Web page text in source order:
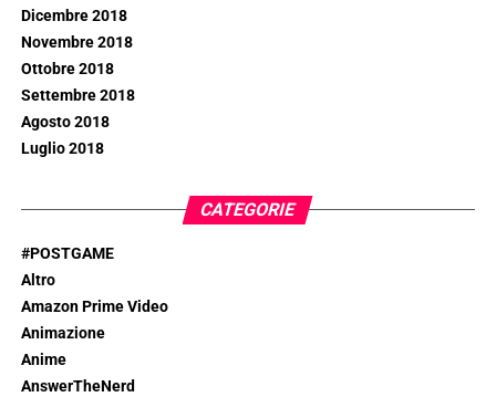
Dicembre 2018
Novembre 2018
Ottobre 2018
Settembre 2018
Agosto 2018
Luglio 2018
CATEGORIE
#POSTGAME
Altro
Amazon Prime Video
Animazione
Anime
AnswerTheNerd